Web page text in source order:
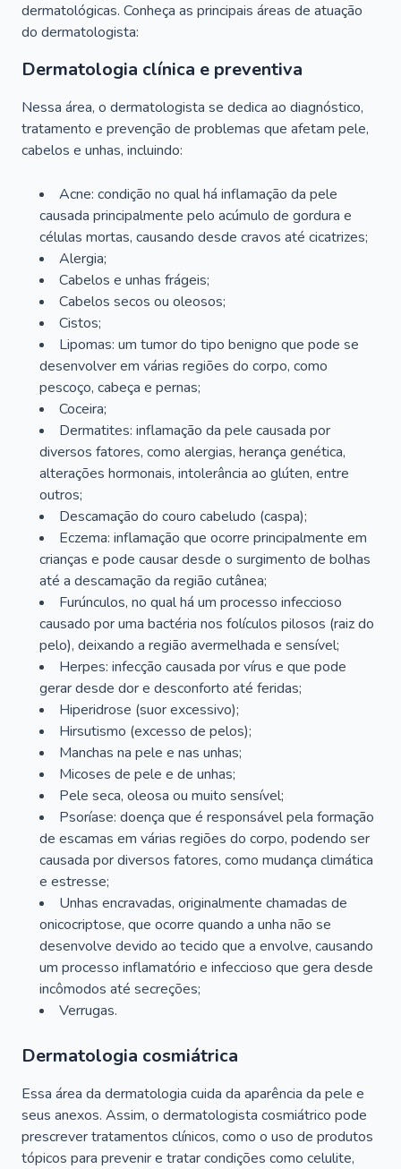
dermatológicas. Conheça as principais áreas de atuação
do dermatologista:
Dermatologia clínica e preventiva
Nessa área, o dermatologista se dedica ao diagnóstico,
tratamento e prevenção de problemas que afetam pele,
cabelos e unhas, incluindo:
Acne: condição no qual há inflamação da pele
causada principalmente pelo acúmulo de gordura e
células mortas, causando desde cravos até cicatrizes;
Alergia;
Cabelos e unhas frágeis;
Cabelos secos ou oleosos;
Cistos;
Lipomas: um tumor do tipo benigno que pode se
desenvolver em várias regiões do corpo, como
pescoço, cabeça e pernas;
Coceira;
Dermatites: inflamação da pele causada por
diversos fatores, como alergias, herança genética,
alterações hormonais, intolerância ao glúten, entre
outros;
Descamação do couro cabeludo (caspa);
Eczema: inflamação que ocorre principalmente em
crianças e pode causar desde o surgimento de bolhas
até a descamação da região cutânea;
Furúnculos, no qual há um processo infeccioso
causado por uma bactéria nos folículos pilosos (raiz do
pelo), deixando a região avermelhada e sensível;
Herpes: infecção causada por vírus e que pode
gerar desde dor e desconforto até feridas;
Hiperidrose (suor excessivo);
Hirsutismo (excesso de pelos);
Manchas na pele e nas unhas;
Micoses de pele e de unhas;
Pele seca, oleosa ou muito sensível;
Psoríase: doença que é responsável pela formação
de escamas em várias regiões do corpo, podendo ser
causada por diversos fatores, como mudança climática
e estresse;
Unhas encravadas, originalmente chamadas de
onicocriptose, que ocorre quando a unha não se
desenvolve devido ao tecido que a envolve, causando
um processo inflamatório e infeccioso que gera desde
incômodos até secreções;
Verrugas.
Dermatologia cosmiátrica
Essa área da dermatologia cuida da aparência da pele e
seus anexos. Assim, o dermatologista cosmiátrico pode
prescrever tratamentos clínicos, como o uso de produtos
tópicos para prevenir e tratar condições como celulite,